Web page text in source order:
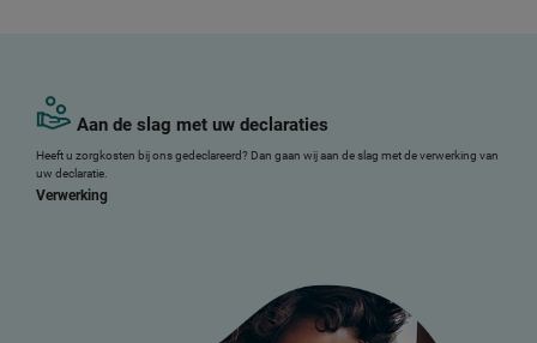
Aan de slag met uw declaraties
Heeft u zorgkosten bij ons gedeclareerd? Dan gaan wij aan de slag met de verwerking van
uw declaratie.
Verwerking